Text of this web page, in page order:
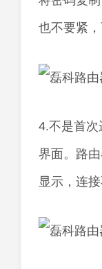
也不要紧，
4.不是首次
界面。路
显示，连